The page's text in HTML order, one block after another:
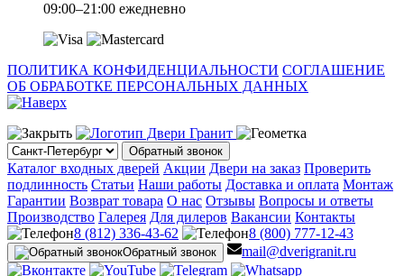
09:00–21:00 ежедневно
ПОЛИТИКА КОНФИДЕНЦИАЛЬНОСТИ СОГЛАШЕНИЕ
ОБ ОБРАБОТКЕ ПЕРСОНАЛЬНЫХ ДАННЫХ
Обратный звонок
Каталог входных дверей Акции Двери на заказ Проверить
подлинность Статьи Наши работы Доставка и оплата Монтаж
Гарантии Возврат товара О нас Отзывы Вопросы и ответы
Производство Галерея Для дилеров Вакансии Контакты
8 (812) 336-43-62
8 (800) 777-12-43
Обратный звонок mail@dverigranit.ru